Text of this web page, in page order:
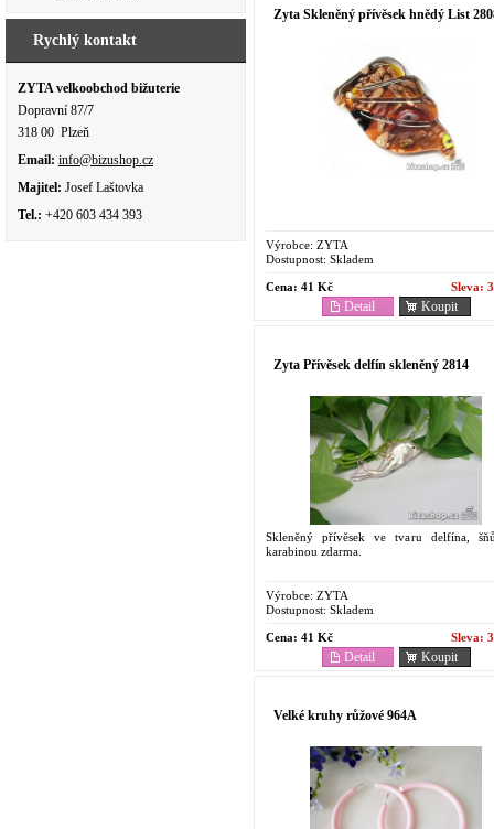
Rychlý kontakt
ZYTA velkoobchod bižuterie
Dopravní 87/7
318 00 Plzeň
Email: info@bizushop.cz
Majitel: Josef Laštovka
Tel.: +420 603 434 393
Zyta Skleněný přívěsek hnědý List
Výrobce: ZYTA
Dostupnost: Skladem
Cena: 41 Kč Sleva:
Koupit
Detail
Zyta Přívěsek delfín skleněný 2814
Skleněný přívěsek ve tvaru delfína,
karabinou zdarma.
Výrobce: ZYTA
Dostupnost: Skladem
Cena: 41 Kč Sleva:
Koupit
Detail
Velké kruhy růžové 964A